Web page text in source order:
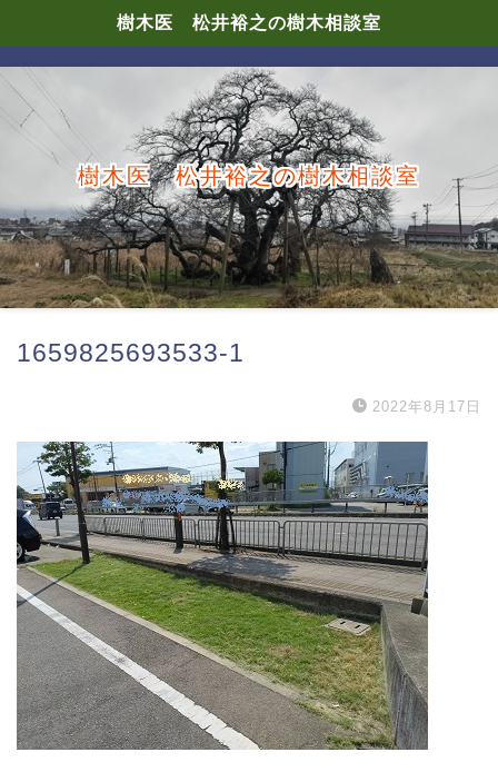
樹木医 松井裕之の樹木相談室
樹木医 松井裕之の樹木相談室
1659825693533-1
2022年8月17日